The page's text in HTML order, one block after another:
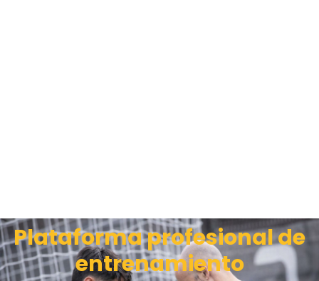
Plataforma profesional de
entrenamiento